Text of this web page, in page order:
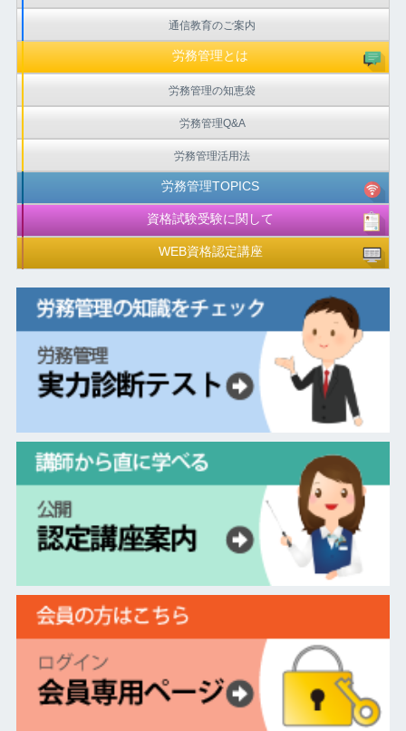
通信教育のご案内
労務管理とは
労務管理の知恵袋
労務管理Q&A
労務管理活用法
労務管理TOPICS
資格試験受験に関して
WEB資格認定講座